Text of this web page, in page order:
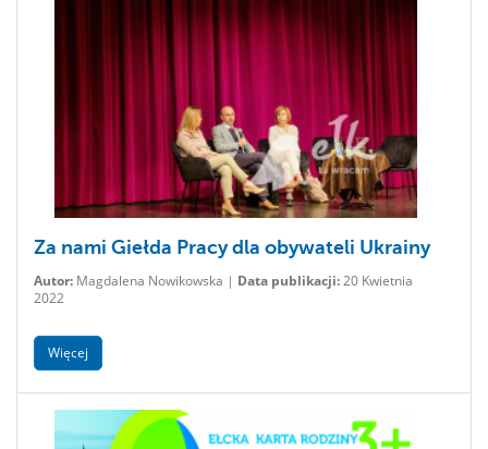
Za nami Giełda Pracy dla obywateli Ukrainy
Autor: Magdalena Nowikowska | Data publikacji:20 Kwietnia
2022
Więcej